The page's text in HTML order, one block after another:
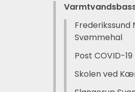
Frederikssund
Svømmehal
Post COVID-
Skolen ved